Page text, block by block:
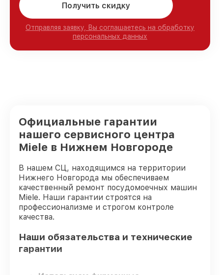
Получить скидку
Отправляя заявку, Вы соглашаетесь на обработку
персональных данных
Официальные гарантии
нашего сервисного центра
Miele в Нижнем Новгороде
В нашем СЦ, находящимся на территории
Нижнего Новгорода мы обеспечиваем
качественный ремонт посудомоечных машин
Miele. Наши гарантии строятся на
профессионализме и строгом контроле
качества.
Наши обязательства и технические
гарантии